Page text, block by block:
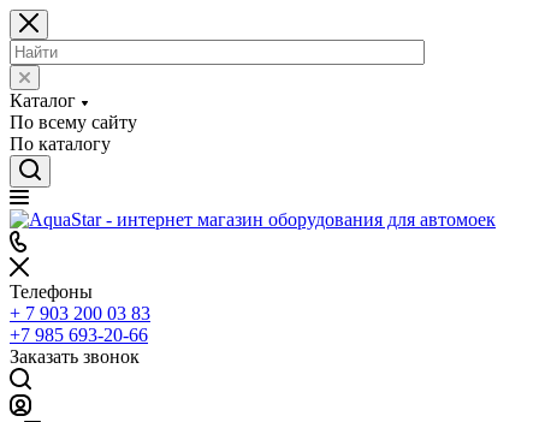
Каталог
По всему сайту
По каталогу
Телефоны
+ 7 903 200 03 83
+7 985 693-20-66
Заказать звонок